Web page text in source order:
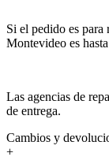
Si el pedido es para
Montevideo es
Las agencias de
de entrega.
Cambios y
+